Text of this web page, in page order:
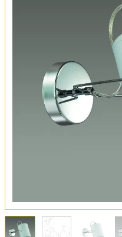
Оплата и доставка
Обмен и возврат
Установка
FAQ